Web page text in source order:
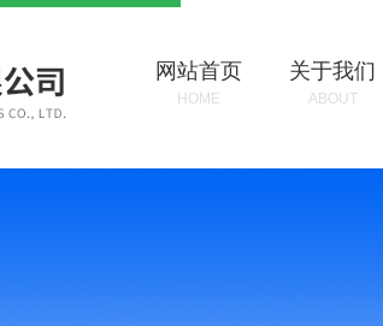
网站首页
HOME
关于我们
ABOUT